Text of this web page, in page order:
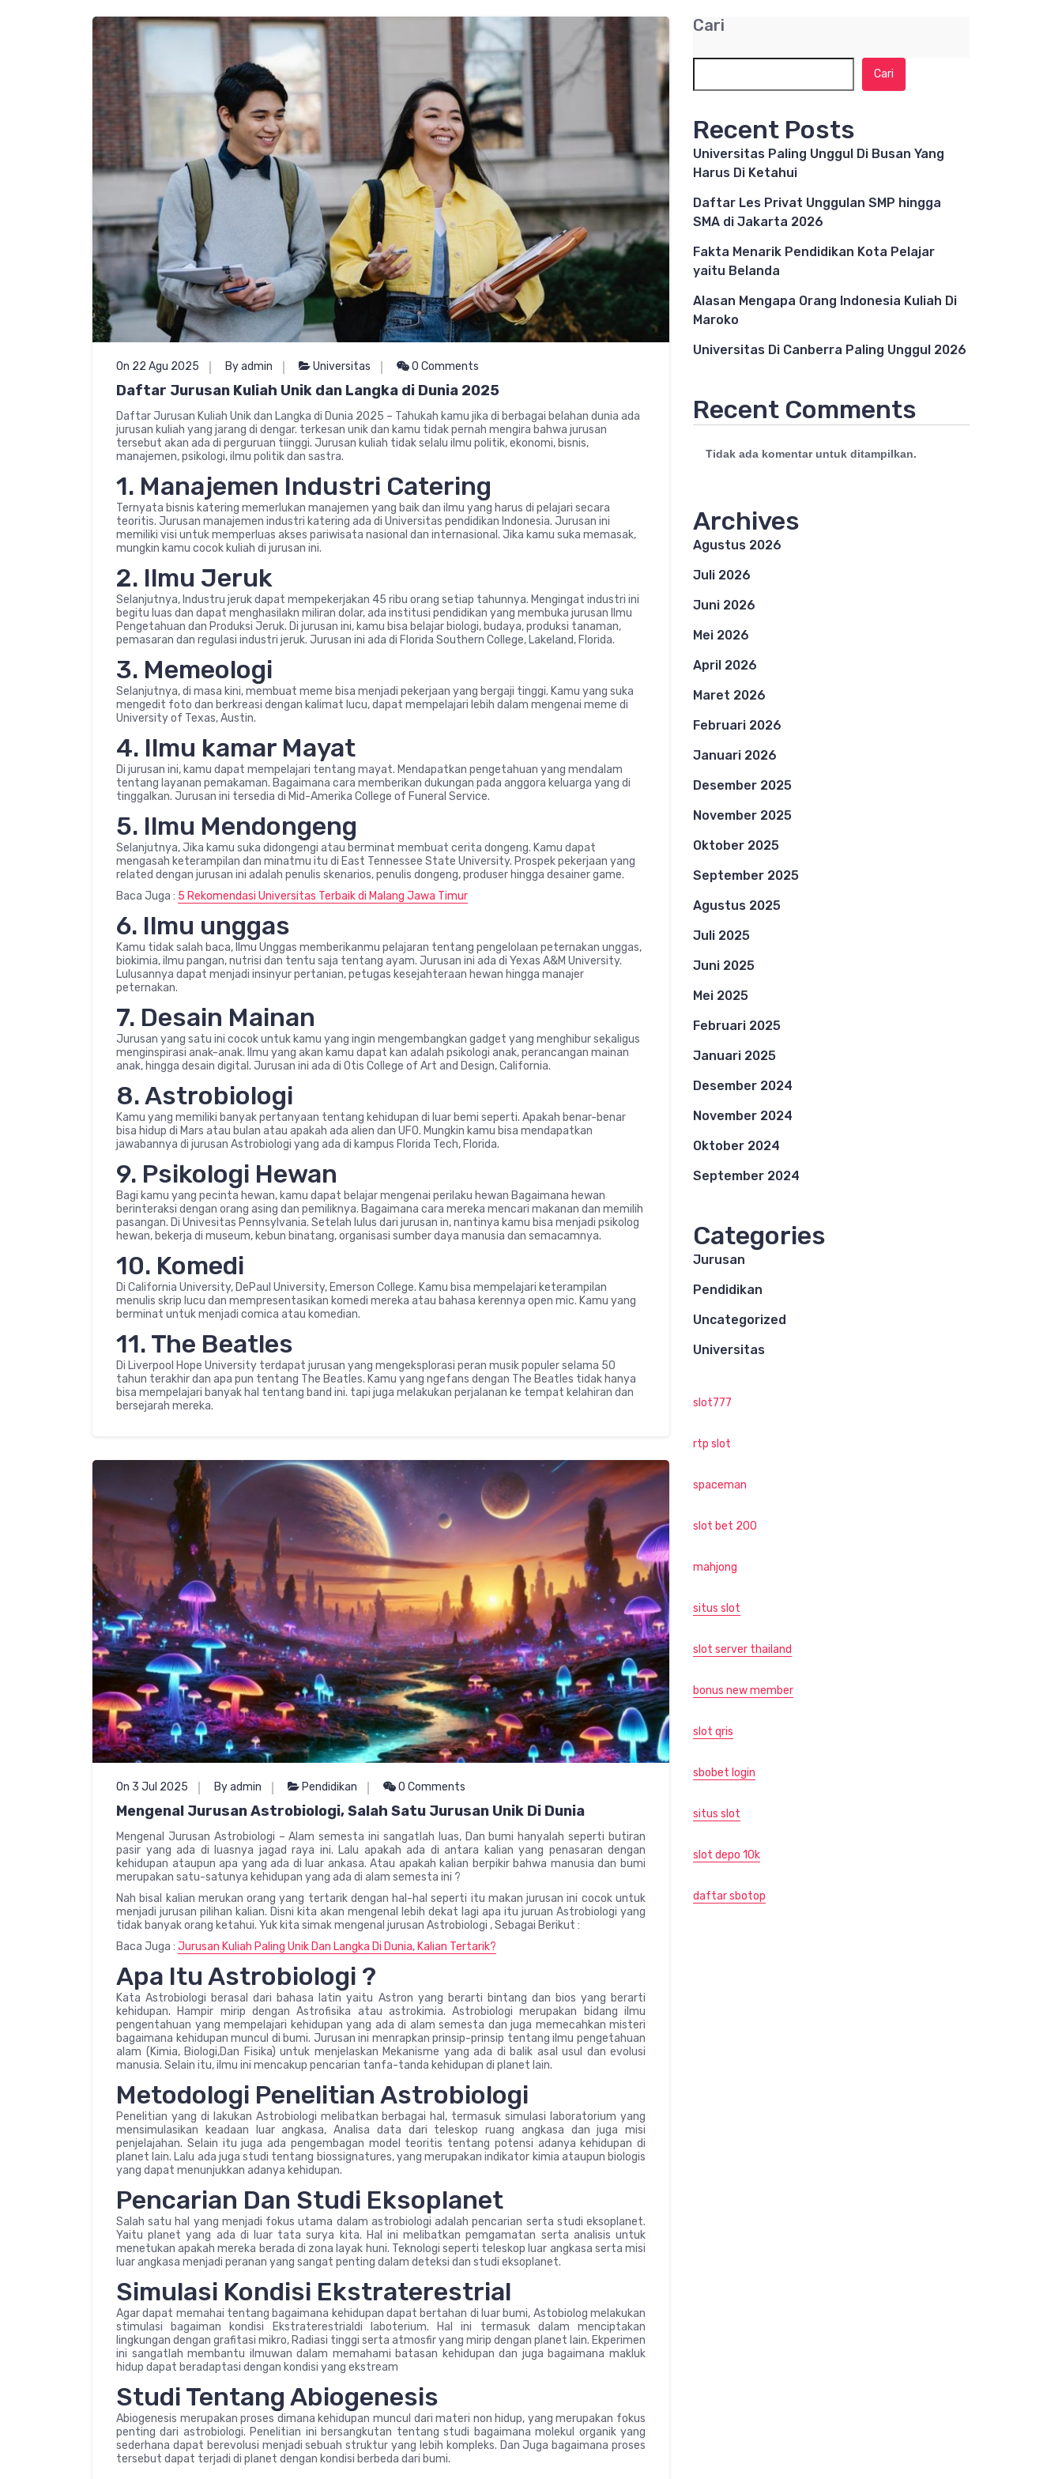
On 22 Agu 2025 By admin Universitas 0 Comments
Daftar Jurusan Kuliah Unik dan Langka di Dunia 2025
Daftar Jurusan Kuliah Unik dan Langka di Dunia 2025 – Tahukah kamu jika di berbagai belahan dunia ada
jurusan kuliah yang jarang di dengar. terkesan unik dan kamu tidak pernah mengira bahwa jurusan
tersebut akan ada di perguruan tiinggi. Jurusan kuliah tidak selalu ilmu politik, ekonomi, bisnis,
manajemen, psikologi, ilmu politik dan sastra.
1. Manajemen Industri Catering
Ternyata bisnis katering memerlukan manajemen yang baik dan ilmu yang harus di pelajari secara
teoritis. Jurusan manajemen industri katering ada di Universitas pendidikan Indonesia. Jurusan ini
memiliki visi untuk memperluas akses pariwisata nasional dan internasional. Jika kamu suka memasak,
mungkin kamu cocok kuliah di jurusan ini.
2. Ilmu Jeruk
Selanjutnya, Industru jeruk dapat mempekerjakan 45 ribu orang setiap tahunnya. Mengingat industri ini
begitu luas dan dapat menghasilakn miliran dolar, ada institusi pendidikan yang membuka jurusan Ilmu
Pengetahuan dan Produksi Jeruk. Di jurusan ini, kamu bisa belajar biologi, budaya, produksi tanaman,
pemasaran dan regulasi industri jeruk. Jurusan ini ada di Florida Southern College, Lakeland, Florida.
3. Memeologi
Selanjutnya, di masa kini, membuat meme bisa menjadi pekerjaan yang bergaji tinggi. Kamu yang suka
mengedit foto dan berkreasi dengan kalimat lucu, dapat mempelajari lebih dalam mengenai meme di
University of Texas, Austin.
4. Ilmu kamar Mayat
Di jurusan ini, kamu dapat mempelajari tentang mayat. Mendapatkan pengetahuan yang mendalam
tentang layanan pemakaman. Bagaimana cara memberikan dukungan pada anggora keluarga yang di
tinggalkan. Jurusan ini tersedia di Mid-Amerika College of Funeral Service.
5. Ilmu Mendongeng
Selanjutnya, Jika kamu suka didongengi atau berminat membuat cerita dongeng. Kamu dapat
mengasah keterampilan dan minatmu itu di East Tennessee State University. Prospek pekerjaan yang
related dengan jurusan ini adalah penulis skenarios, penulis dongeng, produser hingga desainer game.
Baca Juga : 5 Rekomendasi Universitas Terbaik di Malang Jawa Timur
6. Ilmu unggas
Kamu tidak salah baca, Ilmu Unggas memberikanmu pelajaran tentang pengelolaan peternakan unggas,
biokimia, ilmu pangan, nutrisi dan tentu saja tentang ayam. Jurusan ini ada di Yexas A&M University.
Lulusannya dapat menjadi insinyur pertanian, petugas kesejahteraan hewan hingga manajer
peternakan.
7. Desain Mainan
Jurusan yang satu ini cocok untuk kamu yang ingin mengembangkan gadget yang menghibur sekaligus
menginspirasi anak-anak. Ilmu yang akan kamu dapat kan adalah psikologi anak, perancangan mainan
anak, hingga desain digital. Jurusan ini ada di Otis College of Art and Design, California.
8. Astrobiologi
Kamu yang memiliki banyak pertanyaan tentang kehidupan di luar bemi seperti. Apakah benar-benar
bisa hidup di Mars atau bulan atau apakah ada alien dan UFO. Mungkin kamu bisa mendapatkan
jawabannya di jurusan Astrobiologi yang ada di kampus Florida Tech, Florida.
9. Psikologi Hewan
Bagi kamu yang pecinta hewan, kamu dapat belajar mengenai perilaku hewan Bagaimana hewan
berinteraksi dengan orang asing dan pemiliknya. Bagaimana cara mereka mencari makanan dan memilih
pasangan. Di Univesitas Pennsylvania. Setelah lulus dari jurusan in, nantinya kamu bisa menjadi psikolog
hewan, bekerja di museum, kebun binatang, organisasi sumber daya manusia dan semacamnya.
10. Komedi
Di California University, DePaul University, Emerson College. Kamu bisa mempelajari keterampilan
menulis skrip lucu dan mempresentasikan komedi mereka atau bahasa kerennya open mic. Kamu yang
berminat untuk menjadi comica atau komedian.
11. The Beatles
Di Liverpool Hope University terdapat jurusan yang mengeksplorasi peran musik populer selama 50
tahun terakhir dan apa pun tentang The Beatles. Kamu yang ngefans dengan The Beatles tidak hanya
bisa mempelajari banyak hal tentang band ini. tapi juga melakukan perjalanan ke tempat kelahiran dan
bersejarah mereka.
On 3 Jul 2025 By admin Pendidikan 0 Comments
Mengenal Jurusan Astrobiologi, Salah Satu Jurusan Unik Di Dunia
Mengenal Jurusan Astrobiologi – Alam semesta ini sangatlah luas, Dan bumi hanyalah seperti butiran
pasir yang ada di luasnya jagad raya ini. Lalu apakah ada di antara kalian yang penasaran dengan
kehidupan ataupun apa yang ada di luar ankasa. Atau apakah kalian berpikir bahwa manusia dan bumi
merupakan satu-satunya kehidupan yang ada di alam semesta ini ?
Nah bisal kalian merukan orang yang tertarik dengan hal-hal seperti itu makan jurusan ini cocok untuk
menjadi jurusan pilihan kalian. Disni kita akan mengenal lebih dekat lagi apa itu juruan Astrobiologi yang
tidak banyak orang ketahui. Yuk kita simak mengenal jurusan Astrobiologi , Sebagai Berikut :
Baca Juga : Jurusan Kuliah Paling Unik Dan Langka Di Dunia, Kalian Tertarik?
Apa Itu Astrobiologi ?
Kata Astrobiologi berasal dari bahasa latin yaitu Astron yang berarti bintang dan bios yang berarti
kehidupan. Hampir mirip dengan Astrofisika atau astrokimia. Astrobiologi merupakan bidang ilmu
pengentahuan yang mempelajari kehidupan yang ada di alam semesta dan juga memecahkan misteri
bagaimana kehidupan muncul di bumi. Jurusan ini menrapkan prinsip-prinsip tentang ilmu pengetahuan
alam (Kimia, Biologi,Dan Fisika) untuk menjelaskan Mekanisme yang ada di balik asal usul dan evolusi
manusia. Selain itu, ilmu ini mencakup pencarian tanfa-tanda kehidupan di planet lain.
Metodologi Penelitian Astrobiologi
Penelitian yang di lakukan Astrobiologi melibatkan berbagai hal, termasuk simulasi laboratorium yang
mensimulasikan keadaan luar angkasa, Analisa data dari teleskop ruang angkasa dan juga misi
penjelajahan. Selain itu juga ada pengembagan model teoritis tentang potensi adanya kehidupan di
planet lain. Lalu ada juga studi tentang biossignatures, yang merupakan indikator kimia ataupun biologis
yang dapat menunjukkan adanya kehidupan.
Pencarian Dan Studi Eksoplanet
Salah satu hal yang menjadi fokus utama dalam astrobiologi adalah pencarian serta studi eksoplanet.
Yaitu planet yang ada di luar tata surya kita. Hal ini melibatkan pemgamatan serta analisis untuk
menetukan apakah mereka berada di zona layak huni. Teknologi seperti teleskop luar angkasa serta misi
luar angkasa menjadi peranan yang sangat penting dalam deteksi dan studi eksoplanet.
Simulasi Kondisi Ekstraterestrial
Agar dapat memahai tentang bagaimana kehidupan dapat bertahan di luar bumi, Astobiolog melakukan
stimulasi bagaiman kondisi Ekstraterestrialdi laboterium. Hal ini termasuk dalam menciptakan
lingkungan dengan grafitasi mikro, Radiasi tinggi serta atmosfir yang mirip dengan planet lain. Ekperimen
ini sangatlah membantu ilmuwan dalam memahami batasan kehidupan dan juga bagaimana makluk
hidup dapat beradaptasi dengan kondisi yang ekstream
Studi Tentang Abiogenesis
Abiogenesis merupakan proses dimana kehidupan muncul dari materi non hidup, yang merupakan fokus
penting dari astrobiologi. Penelitian ini bersangkutan tentang studi bagaimana molekul organik yang
sederhana dapat berevolusi menjadi sebuah struktur yang lebih kompleks. Dan Juga bagaimana proses
tersebut dapat terjadi di planet dengan kondisi berbeda dari bumi.
Cari
Cari
Recent Posts
Universitas Paling Unggul Di Busan Yang
Harus Di Ketahui
Daftar Les Privat Unggulan SMP hingga
SMA di Jakarta 2026
Fakta Menarik Pendidikan Kota Pelajar
yaitu Belanda
Alasan Mengapa Orang Indonesia Kuliah Di
Maroko
Universitas Di Canberra Paling Unggul 2026
Recent Comments
Tidak ada komentar untuk ditampilkan.
Archives
Agustus 2026
Juli 2026
Juni 2026
Mei 2026
April 2026
Maret 2026
Februari 2026
Januari 2026
Desember 2025
November 2025
Oktober 2025
September 2025
Agustus 2025
Juli 2025
Juni 2025
Mei 2025
Februari 2025
Januari 2025
Desember 2024
November 2024
Oktober 2024
September 2024
Categories
Jurusan
Pendidikan
Uncategorized
Universitas
slot777
rtp slot
spaceman
slot bet 200
mahjong
situs slot
slot server thailand
bonus new member
slot qris
sbobet login
situs slot
slot depo 10k
daftar sbotop